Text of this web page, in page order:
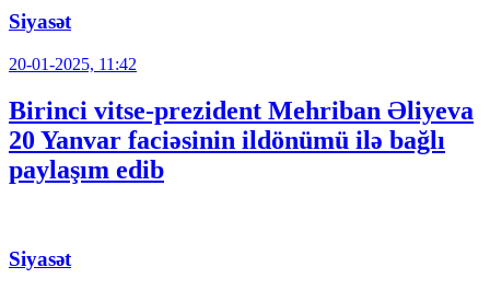
Siyasət
20-01-2025, 11:42
Birinci vitse-prezident Mehriban Əliyeva
20 Yanvar faciəsinin ildönümü ilə bağlı
paylaşım edib
Siyasət